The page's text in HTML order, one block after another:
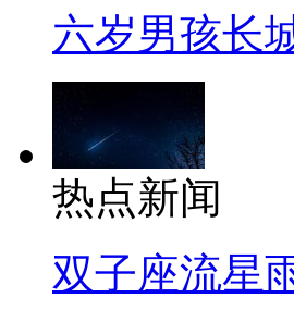
六岁男孩长
热点新闻
双子座流星